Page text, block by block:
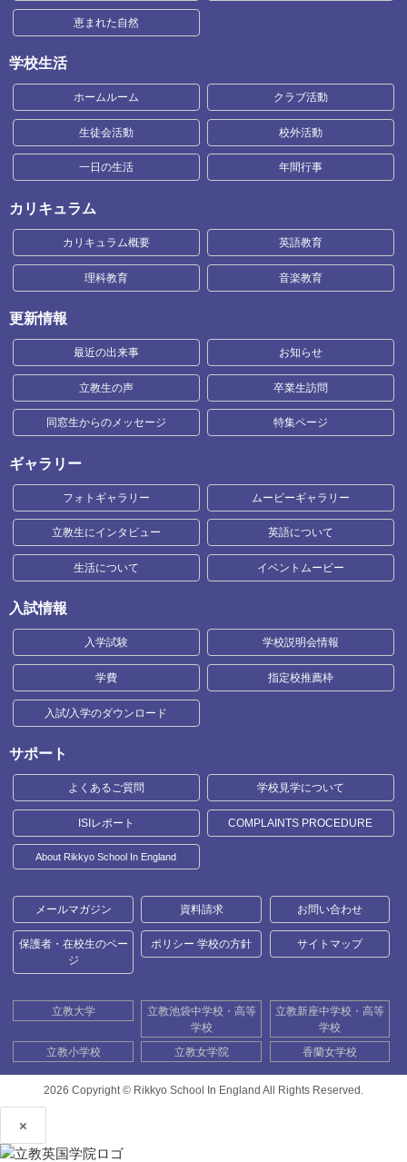
恵まれた自然
学校生活
ホームルーム クラブ活動
生徒会活動 校外活動
一日の生活 年間行事
カリキュラム
カリキュラム概要 英語教育
理科教育 音楽教育
更新情報
最近の出来事 お知らせ
立教生の声 卒業生訪問
同窓生からのメッセージ 特集ページ
ギャラリー
フォトギャラリー ムービーギャラリー
立教生にインタビュー 英語について
生活について イベントムービー
入試情報
入学試験 学校説明会情報
学費 指定校推薦枠
入試/入学のダウンロード
サポート
よくあるご質問 学校見学について
ISIレポート COMPLAINTS PROCEDURE
About Rikkyo School In England
メールマガジン 資料請求 お問い合わせ
保護者・在校生のペー
ジ
ポリシー 学校の方針 サイトマップ
立教大学
立教池袋中学校・高等
学校
立教新座中学校・高等
学校
立教小学校
立教女学院 香蘭女学校
2026 Copyright © Rikkyo School In England All Rights Reserved.
×